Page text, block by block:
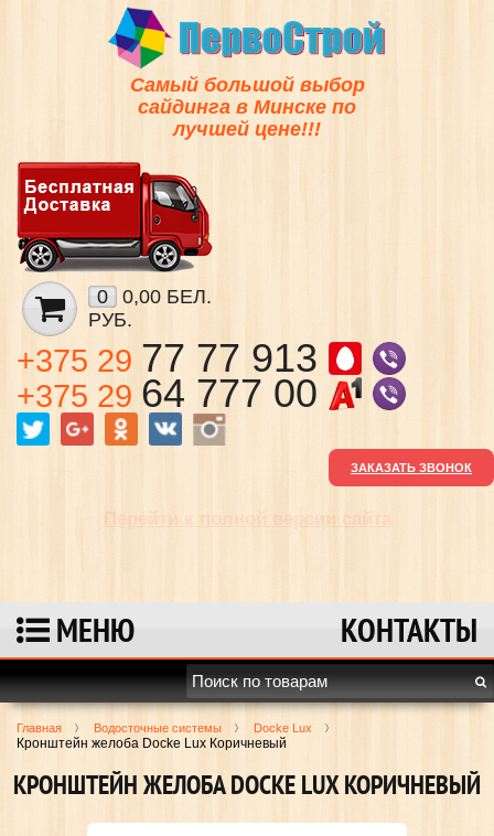
Самый большой выбор
сайдинга в Минске по
лучшей цене!!!
0
0,00 БЕЛ.
РУБ.
+375 29 77 77 913
+375 29 64 777 00
ЗАКАЗАТЬ ЗВОНОК
Перейти к полной версии сайта
МЕНЮ КОНТАКТЫ
Главная Водосточные системы Docke Lux
Кронштейн желоба Docke Lux Коричневый
КРОНШТЕЙН ЖЕЛОБА DOCKE LUX КОРИЧНЕВЫЙ